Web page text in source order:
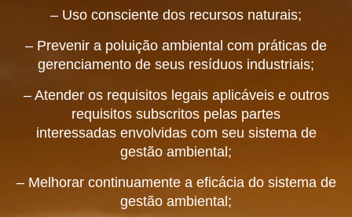
– Uso consciente dos recursos naturais;
– Prevenir a poluição ambiental com práticas de
gerenciamento de seus resíduos industriais;
– Atender os requisitos legais aplicáveis e outros
requisitos subscritos pelas partes
interessadas envolvidas com seu sistema de
gestão ambiental;
– Melhorar continuamente a eficácia do sistema de
gestão ambiental;